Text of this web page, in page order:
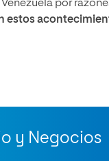
por
estos
y Negocios